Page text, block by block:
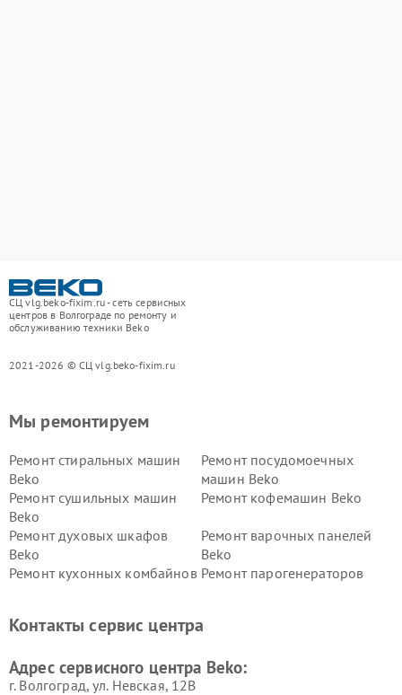
СЦ vlg.beko-fixim.ru - сеть сервисных
центров в Волгограде по ремонту и
обслуживанию техники Beko
2021-2026 © СЦ vlg.beko-fixim.ru
Мы ремонтируем
Ремонт стиральных машин
Beko
Ремонт посудомоечных
машин Beko
Ремонт сушильных машин
Beko
Ремонт кофемашин Beko
Ремонт духовых шкафов
Beko
Ремонт варочных панелей
Beko
Ремонт кухонных комбайнов Ремонт парогенераторов
Ремонт холодильников Beko Ремонт морозильных камер
Контакты сервис центра
Адрес сервисного центра Beko:
г. Волгоград, ул. Невская, 12В